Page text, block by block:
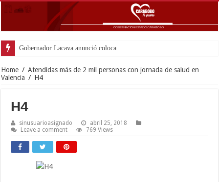
Gobernador Lacava anunció colocación de más de
Home / Atendidas más de 2 mil personas con jornada de salud en
Valencia / H4
H4
sinusuarioasignado
abril 25, 2018
Leave a comment
769 Views